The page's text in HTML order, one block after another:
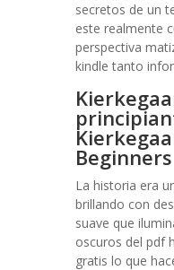
secretos de un
este realmente
perspectiva
kindle tanto
La historia era
brillando con
suave que
oscuros del pdf
gratis lo que